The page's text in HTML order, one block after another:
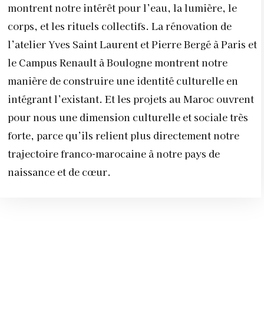
montrent notre intérêt pour l’eau, la lumière, le
corps, et les rituels collectifs. La rénovation de
l’atelier Yves Saint Laurent et Pierre Bergé à Paris et
le Campus Renault à Boulogne montrent notre
manière de construire une identité culturelle en
intégrant l’existant. Et les projets au Maroc ouvrent
pour nous une dimension culturelle et sociale très
forte, parce qu’ils relient plus directement notre
trajectoire franco-marocaine à notre pays de
naissance et de cœur.